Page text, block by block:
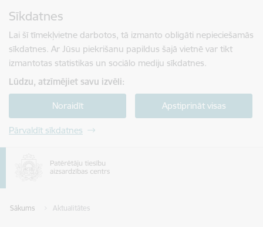
Sīkdatnes
Lai šī tīmekļvietne darbotos, tā izmanto obligāti nepieciešamās
sīkdatnes. Ar Jūsu piekrišanu papildus šajā vietnē var tikt
izmantotas statistikas un sociālo mediju sīkdatnes.
Lūdzu, atzīmējiet savu izvēli:
Noraidīt Apstiprināt visas
Pārvaldīt sīkdatnes
Sākums Aktualitātes